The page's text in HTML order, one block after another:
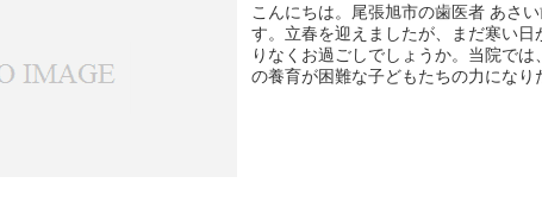
こんにちは。尾張旭市の歯医者 あさ
す。立春を迎えましたが、まだ寒い
りなくお過ごしでしょうか。当院で
の養育が困難な子どもたちの力になり